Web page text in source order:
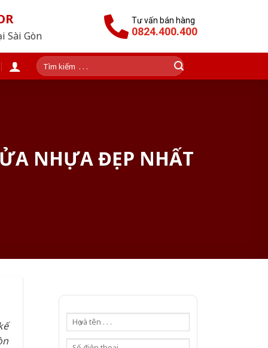
Sài Gòn
Tư vấn bán hàng
0824.400.400
Tìm
kiếm:
NHỰA ĐẸP NHẤT